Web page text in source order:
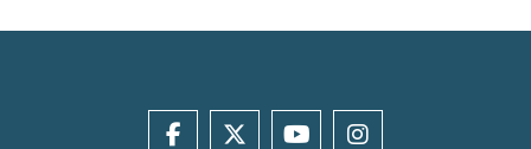
facebook x youtube instagram